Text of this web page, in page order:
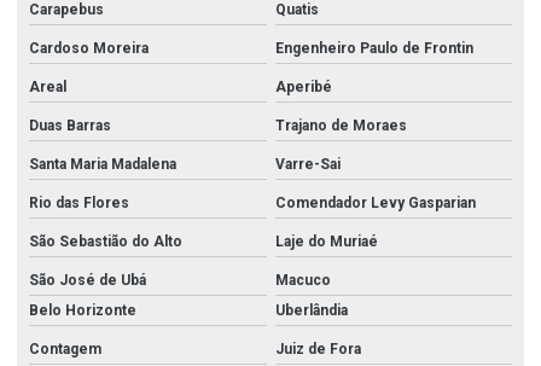
Carapebus Quatis
Cardoso Moreira Engenheiro Paulo de Frontin
Areal Aperibé
Duas Barras Trajano de Moraes
Santa Maria Madalena Varre-Sai
Rio das Flores Comendador Levy Gasparian
São Sebastião do Alto Laje do Muriaé
São José de Ubá
Macuco
Belo Horizonte
Uberlândia
Contagem Juiz de Fora